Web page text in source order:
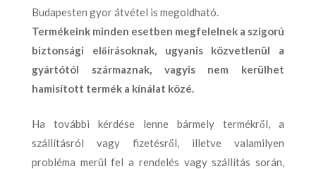
Budapesten gyor átvétel is megoldható.
Termékeink minden esetben megfelelnek a szigorú
biztonsági előírásoknak, ugyanis közvetlenül a
gyártótól származnak, vagyis nem kerülhet
hamisított termék a kínálat közé.
Ha további kérdése lenne bármely termékről, a
szállításról vagy fizetésről, illetve valamilyen
probléma merül fel a rendelés vagy szállítás során,